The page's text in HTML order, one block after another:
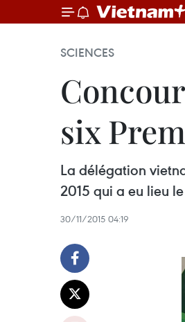
SCIENCES
six
La délégation
2015 qui a eu lieu
30/11/2015 04:19